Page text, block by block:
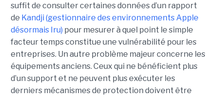
suffit de consulter certaines données d’un rapport
de Kandji (gestionnaire des environnements Apple
désormais Iru) pour mesurer à quel point le simple
facteur temps constitue une vulnérabilité pour les
entreprises. Un autre problème majeur concerne les
équipements anciens. Ceux qui ne bénéficient plus
d’un support et ne peuvent plus exécuter les
derniers mécanismes de protection doivent être